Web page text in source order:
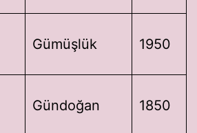
Gümüşlük 1950
Gündoğan 1850